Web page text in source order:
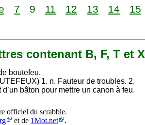
7 9 11 12 13 14
15
contenant B, F, T et X
boutefeu.
1. n. Fauteur de troubles. 2.
bâton pour mettre un canon à feu.
officiel du scrabble.
et de 1Mot.net .